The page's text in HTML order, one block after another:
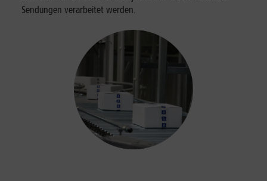
Sendungen verarbeitet werden.